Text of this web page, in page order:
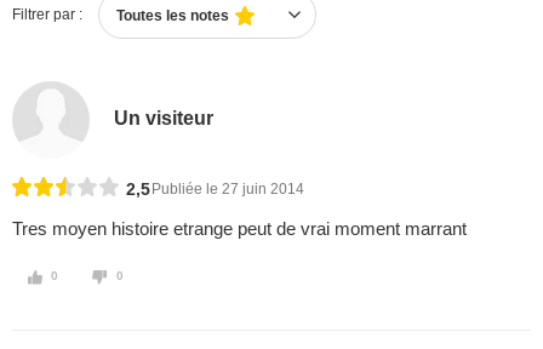
Filtrer par : Toutes les notes
Un visiteur
2,5 Publiée le 27 juin 2014
Tres moyen histoire etrange peut de vrai moment marrant
0 0